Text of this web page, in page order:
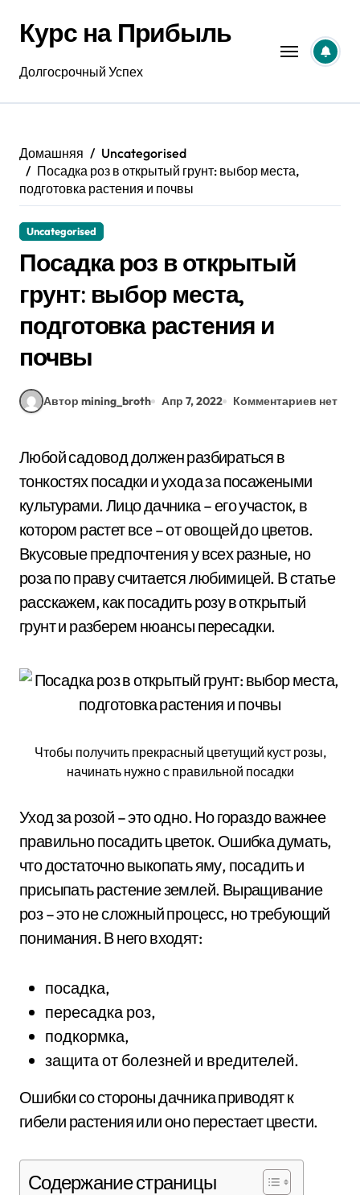
содержанию
Курс на Прибыль
Долгосрочный Успех
Домашняя
Uncategorised
Посадка роз в открытый грунт: выбор места,
подготовка растения и почвы
Uncategorised
Посадка роз в открытый
грунт: выбор места,
подготовка растения и
почвы
Автор mining_broth Апр 7, 2022 Комментариев нет
Любой садовод должен разбираться в
тонкостях посадки и ухода за посажеными
культурами. Лицо дачника – его участок, в
котором растет все – от овощей до цветов.
Вкусовые предпочтения у всех разные, но
роза по праву считается любимицей. В статье
расскажем, как посадить розу в открытый
грунт и разберем нюансы пересадки.
Чтобы получить прекрасный цветущий куст розы,
начинать нужно с правильной посадки
Уход за розой – это одно. Но гораздо важнее
правильно посадить цветок. Ошибка думать,
что достаточно выкопать яму, посадить и
присыпать растение землей. Выращивание
роз – это не сложный процесс, но требующий
понимания. В него входят:
посадка,
пересадка роз,
подкормка,
защита от болезней и вредителей.
Ошибки со стороны дачника приводят к
гибели растения или оно перестает цвести.
Содержание страницы